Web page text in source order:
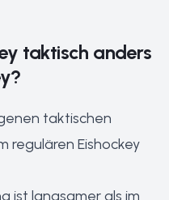
taktisch anders
taktischen
regulären Eishockey
ist langsamer als im